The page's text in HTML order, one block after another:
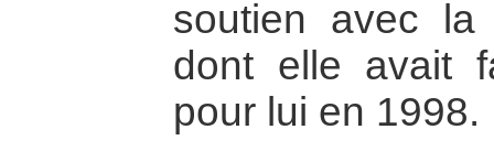
soutien avec la
dont elle avait
pour lui en 1998.